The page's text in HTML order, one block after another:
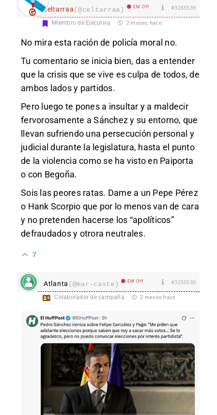
celtarraa(@celtarraa) EM Off #3255539
Miembro de Ejecutiva 2 meses hace
No mira esta ración de policía moral no.
Tu comentario se inicia bien, das a entender
que la crisis que se vive es culpa de todos, de
ambos lados y partidos.
Pero luego te pones a insultar y a maldecir
fervorosamente a Sánchez y su entorno, que
llevan sufriendo una persecución personal y
judicial durante la legislatura, hasta el punto
de la violencia como se ha visto en Paiporta
o con Begoña.
Sois las peores ratas. Dame a un Pepe Pérez
o Hank Scorpio que por lo menos van de cara
y no pretenden hacerse los “apolíticos”
defraudados y otrora neutrales.
7
Atlanta (@mar-caste) EM Off #3255530
Colaborador de campaña 2 meses hace